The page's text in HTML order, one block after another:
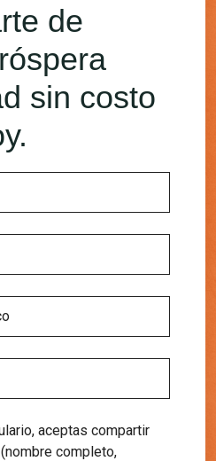
de
sin costo
aceptas compartir
completo,